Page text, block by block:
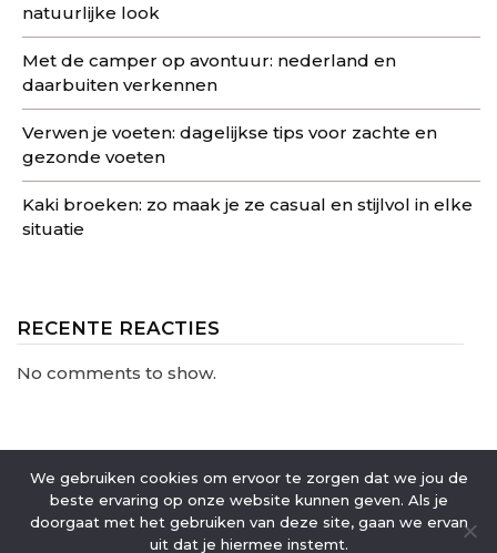
natuurlijke look
Met de camper op avontuur: nederland en
daarbuiten verkennen
Verwen je voeten: dagelijkse tips voor zachte en
gezonde voeten
Kaki broeken: zo maak je ze casual en stijlvol in elke
situatie
RECENTE REACTIES
No comments to show.
We gebruiken cookies om ervoor te zorgen dat we jou de
beste ervaring op onze website kunnen geven. Als je
doorgaat met het gebruiken van deze site, gaan we ervan
uit dat je hiermee instemt.